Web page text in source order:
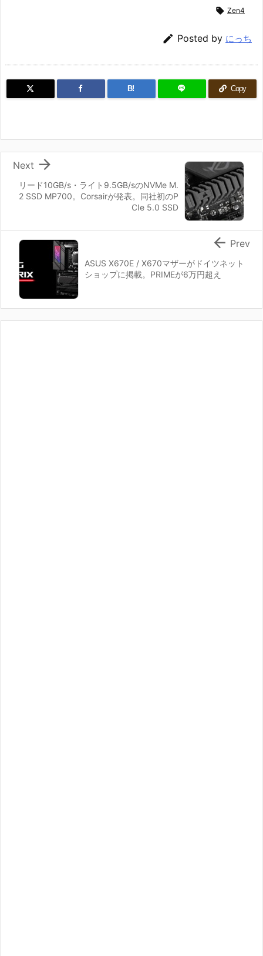
 Zen4
 Posted by にっち
B! Copy
リード10GB/s・ライト9.5GB/sのNVMe M.
2 SSD MP700。Corsairが発表。同社初のP
CIe 5.0 SSD

Next
ASUS X670E / X670マザーがドイツネット
ショップに掲載。PRIMEが6万円超え
 Prev